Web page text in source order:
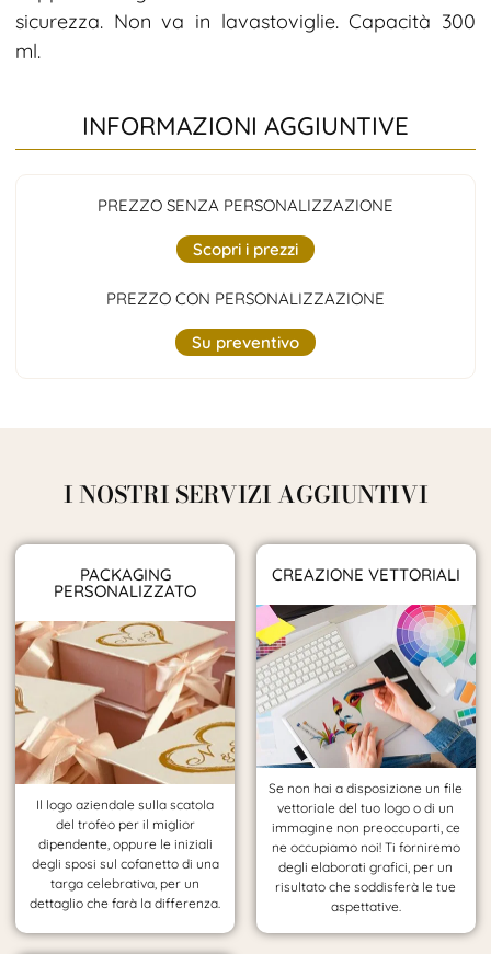
sicurezza. Non va in lavastoviglie. Capacità 300
ml.
INFORMAZIONI AGGIUNTIVE
PREZZO SENZA PERSONALIZZAZIONE
Scopri i prezzi
PREZZO CON PERSONALIZZAZIONE
Su preventivo
I NOSTRI SERVIZI AGGIUNTIVI
PACKAGING
PERSONALIZZATO
Il logo aziendale sulla scatola
del trofeo per il miglior
dipendente, oppure le iniziali
degli sposi sul cofanetto di una
targa celebrativa, per un
dettaglio che farà la differenza.
CREAZIONE VETTORIALI
Se non hai a disposizione un file
vettoriale del tuo logo o di un
immagine non preoccuparti, ce
ne occupiamo noi! Ti forniremo
degli elaborati grafici, per un
risultato che soddisferà le tue
aspettative.